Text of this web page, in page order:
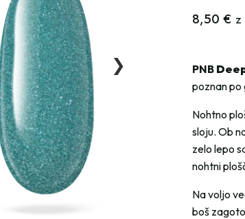
❯
8,50 € z
PNB
poznan po
Nohtno
sloju. Ob
zelo lepo
nohtni
Na voljo
boš